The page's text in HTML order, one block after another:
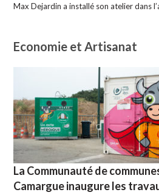
Max Dejardin a installé son atelier dans
Economie et Artisanat
La Communauté de
Camargue inaugure les